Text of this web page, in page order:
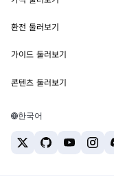
MetaMask Connect
Snaps
웹3 서비스
보안
고객 지원
채용
이더리움 가격
솔라나 가격
테더 가격
환전 둘러보기
ETH를 USD로 환전
USDT를 INR로 환전
BTC를 INR로 환전
ETH를 USDT로 환전
가이드 둘러보기
ETH 매수
USDT 매수
콘텐츠 둘러보기
솔라나 지갑
한국어